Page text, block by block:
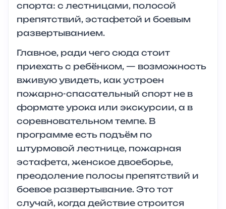
спорта: с лестницами, полосой
препятствий, эстафетой и боевым
развертыванием.
Главное, ради чего сюда стоит
приехать с ребёнком, — возможность
вживую увидеть, как устроен
пожарно-спасательный спорт не в
формате урока или экскурсии, а в
соревновательном темпе. В
программе есть подъём по
штурмовой лестнице, пожарная
эстафета, женское двоеборье,
преодоление полосы препятствий и
боевое развертывание. Это тот
случай, когда действие строится